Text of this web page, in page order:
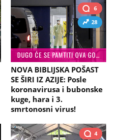
6
28
DUGO ĆE SE PAMTITI OVA GODINA
NOVA BIBLIJSKA POŠAST
SE ŠIRI IZ AZIJE: Posle
koronavirusa i bubonske
kuge, hara i 3.
smrtonosni virus!
4